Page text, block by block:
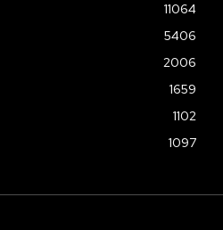
11064
5406
2006
1659
1102
1097